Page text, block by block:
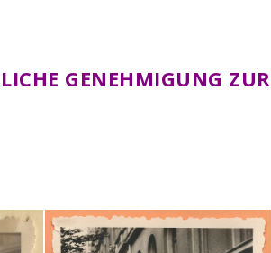
GENEHMIGUNG ZUR